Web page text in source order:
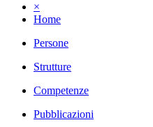
×
Home
Persone
Strutture
Competenze
Pubblicazioni